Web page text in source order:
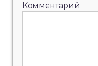
Комментарий